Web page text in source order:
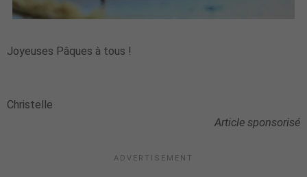
Joyeuses Pâques à tous !
Christelle
Article sponsorisé